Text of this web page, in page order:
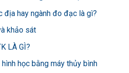
địa hay ngành đo đạc là gì?
khảo sát
LÀ GÌ?
học bằng máy thủy bình